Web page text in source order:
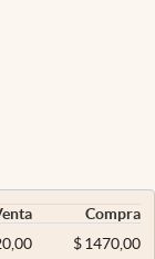
Compra
$1470,00